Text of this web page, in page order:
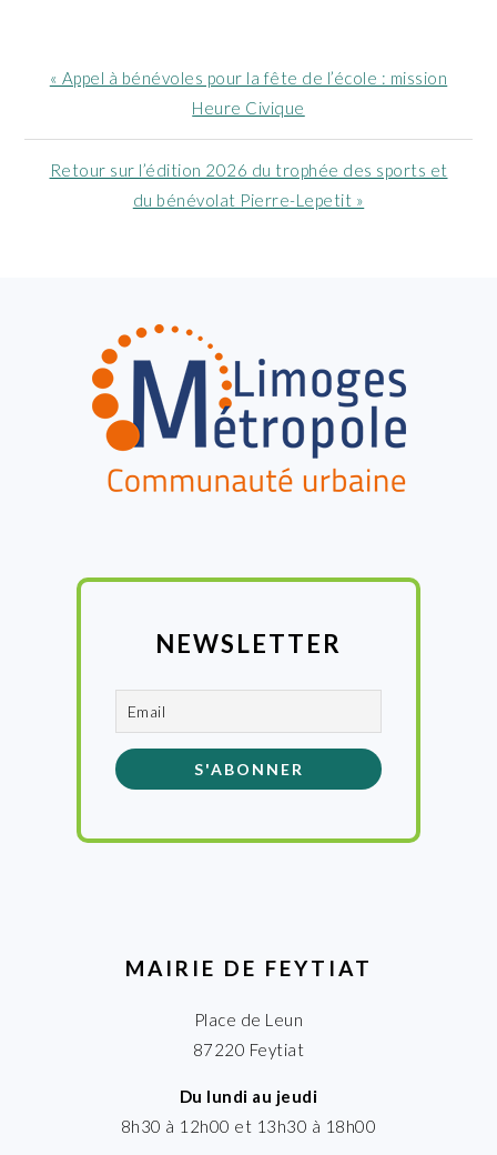
Article
:
« Appel à bénévoles pour la fête de l’école : mission
Heure Civique
Article
Retour sur l’édition 2026 du trophée des sports et
du bénévolat Pierre-Lepetit »
NEWSLETTER
MAIRIE DE FEYTIAT
Place de Leun
87220 Feytiat
Du lundi au jeudi
8h30 à 12h00 et 13h30 à 18h00